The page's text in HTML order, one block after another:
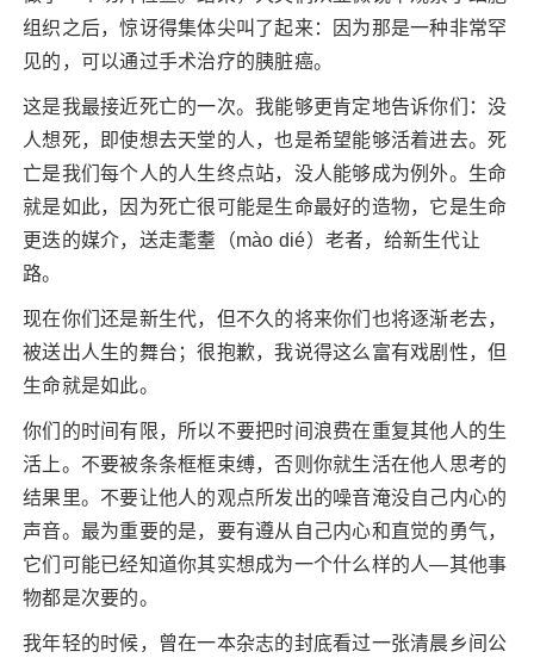
组织之后，惊讶得集体尖叫了起来：因为那是一种非常罕
见的，可以通过手术治疗的胰脏癌。
这是我最接近死亡的一次。我能够更肯定地告诉你们：没
人想死，即使想去天堂的人，也是希望能够活着进去。死
亡是我们每个人的人生终点站，没人能够成为例外。生命
就是如此，因为死亡很可能是生命最好的造物，它是生命
更迭的媒介，送走耄耋（mào dié）老者，给新生代让
路。
现在你们还是新生代，但不久的将来你们也将逐渐老去，
被送出人生的舞台；很抱歉，我说得这么富有戏剧性，但
生命就是如此。
你们的时间有限，所以不要把时间浪费在重复其他人的生
活上。不要被条条框框束缚，否则你就生活在他人思考的
结果里。不要让他人的观点所发出的噪音淹没自己内心的
声音。最为重要的是，要有遵从自己内心和直觉的勇气，
它们可能已经知道你其实想成为一个什么样的人—其他事
物都是次要的。
我年轻的时候，曾在一本杂志的封底看过一张清晨乡间公